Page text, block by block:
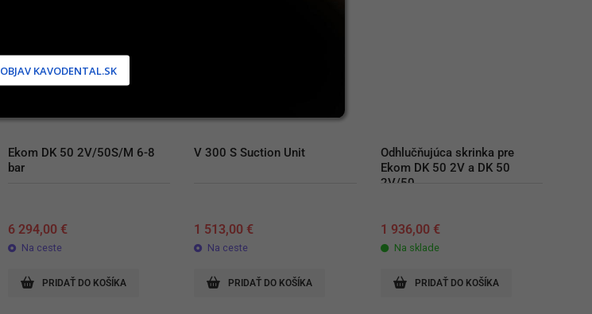
Ekom DK 50 2V/50S/M 6-8
bar
6 294,00 €
Na ceste
PRIDAŤ DO KOŠÍKA
V 300 S Suction Unit
1 513,00 €
Na ceste
PRIDAŤ DO KOŠÍKA
Odhlučňujúca skrinka pre
Ekom DK 50 2V a DK 50
2V/50
1 936,00 €
Na sklade
PRIDAŤ DO KOŠÍKA
OBJAV KAVODENTAL.SK